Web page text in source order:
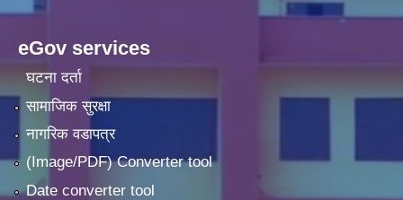
eGov services
घटना दर्ता
सामाजिक सुरक्षा
नागरिक वडापत्र
(Image/PDF) Converter tool
Date converter tool